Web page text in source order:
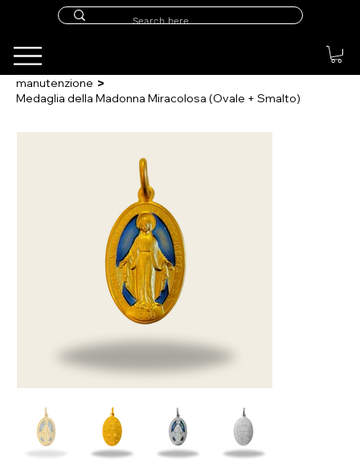
manutenzione >
Medaglia della Madonna Miracolosa (Ovale + Smalto)